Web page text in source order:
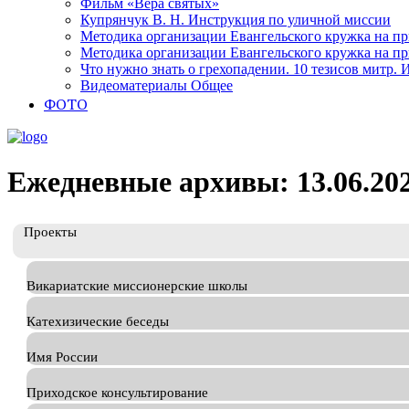
Фильм «Вера святых»
Купрянчук В. Н. Инструкция по уличной миссии
Методика организации Евангельского кружка на
Методика организации Евангельского кружка на
Что нужно знать о грехопадении. 10 тезисов митр.
Видеоматериалы Общее
ФОТО
Ежедневные архивы:
Проекты
Викариатские миссионерские школы
Катехизические беседы
Имя России
Приходское консультирование